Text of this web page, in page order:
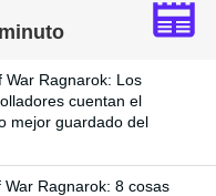
War Ragnarok: Los
cuentan el
mejor guardado del
War Ragnarok: 8 cosas